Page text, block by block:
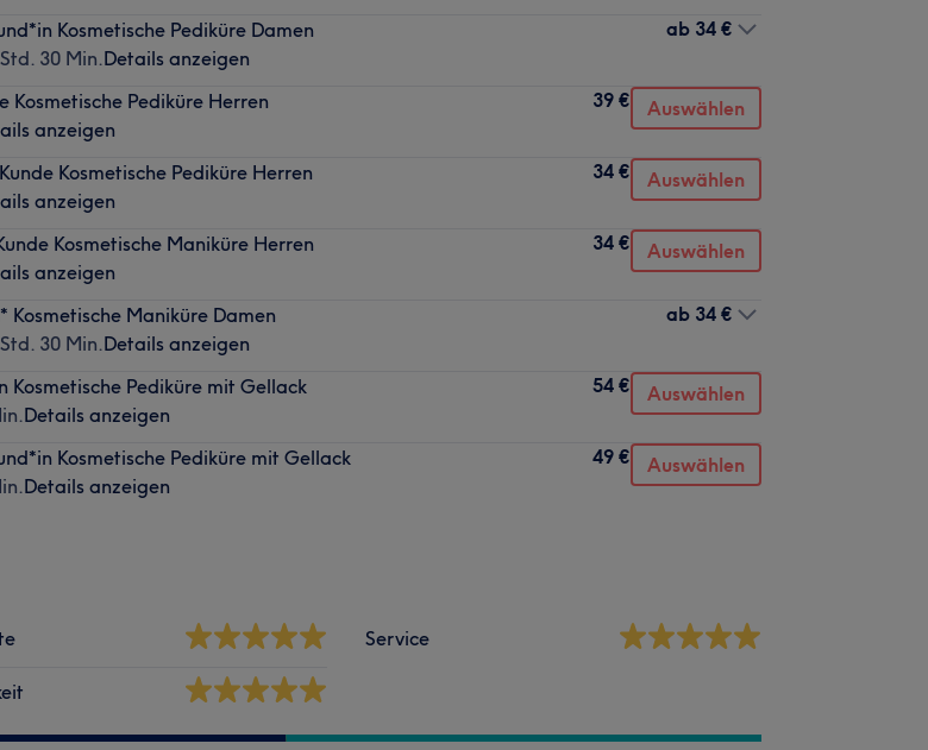
Kosmetische Pediküre Damen
30 Min.Details anzeigen
ab 34 €
Kosmetische Pediküre Herren
anzeigen
39 € Auswählen
Kosmetische Pediküre Herren
anzeigen
34 € Auswählen
Kosmetische Maniküre Herren
anzeigen
34 € Auswählen
Kosmetische Maniküre Damen
30 Min.Details anzeigen
ab 34 €
Kosmetische Pediküre mit Gellack
Details anzeigen
54 € Auswählen
Kosmetische Pediküre mit Gellack
Details anzeigen
49 € Auswählen
Service